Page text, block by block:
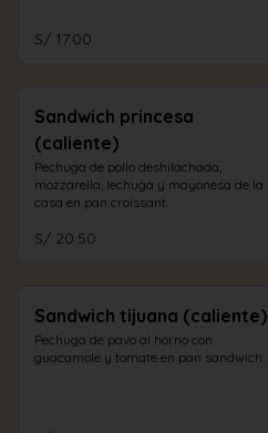
S/ 17.00
Sandwich princesa
(caliente)
Pechuga de pollo deshilachada,
mozzarella, lechuga y mayonesa de la
casa en pan croissant.
S/ 20.50
Sandwich tijuana (caliente)
Pechuga de pavo al horno con
guacamole y tomate en pan sandwich.